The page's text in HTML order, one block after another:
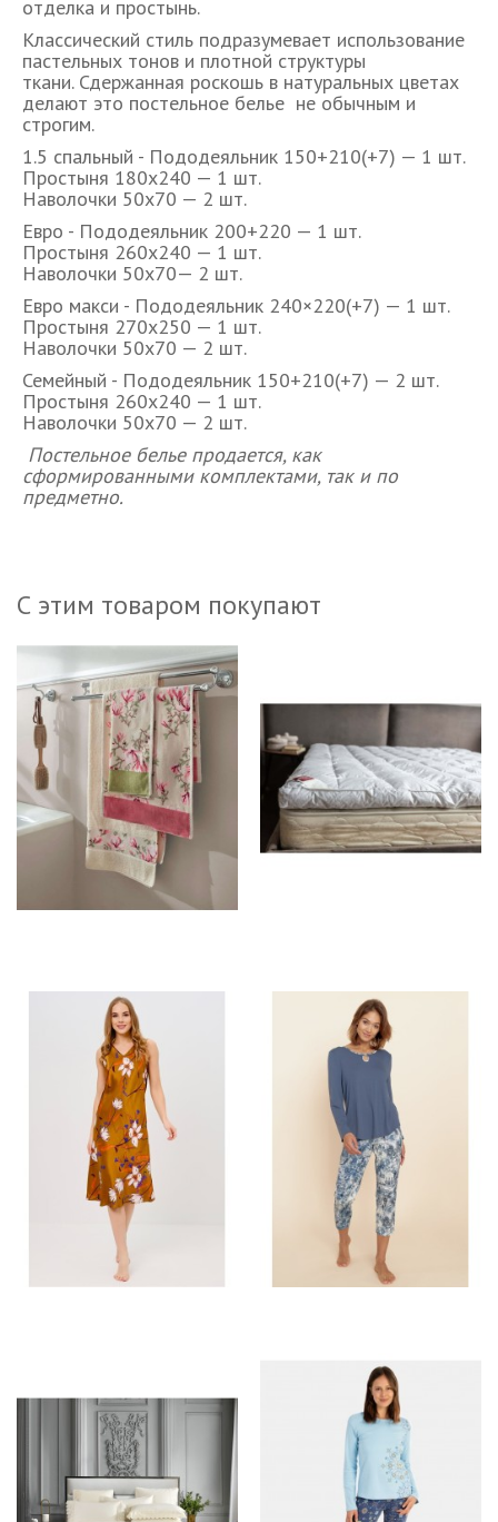
отделка и простынь.
Классический стиль подразумевает использование
пастельных тонов и плотной структуры
ткани. Сдержанная роскошь в натуральных цветах
делают это постельное белье не обычным и
строгим.
1.5 спальный - Пододеяльник 150+210(+7) — 1 шт.
Простыня 180х240 — 1 шт.
Наволочки 50х70 — 2 шт.
Евро - Пододеяльник 200+220 — 1 шт.
Простыня 260х240 — 1 шт.
Наволочки 50х70— 2 шт.
Евро макси - Пододеяльник 240×220(+7) — 1 шт.
Простыня 270х250 — 1 шт.
Наволочки 50х70 — 2 шт.
Семейный - Пододеяльник 150+210(+7) — 2 шт.
Простыня 260х240 — 1 шт.
Наволочки 50х70 — 2 шт.
Постельное белье продается, как
сформированными комплектами, так и по
предметно.
С этим товаром покупают